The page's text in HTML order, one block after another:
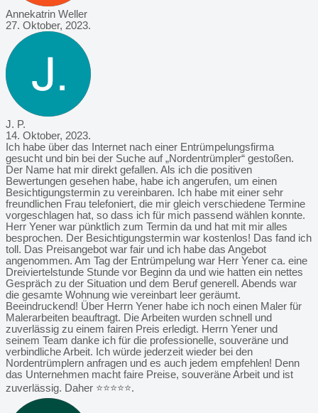
Annekatrin Weller
27. Oktober, 2023.
J. P.
14. Oktober, 2023.
Ich habe über das Internet nach einer Entrümpelungsfirma
gesucht und bin bei der Suche auf „Nordentrümpler“ gestoßen.
Der Name hat mir direkt gefallen. Als ich die positiven
Bewertungen gesehen habe, habe ich angerufen, um einen
Besichtigungstermin zu vereinbaren. Ich habe mit einer sehr
freundlichen Frau telefoniert, die mir gleich verschiedene Termine
vorgeschlagen hat, so dass ich für mich passend wählen konnte.
Herr Yener war pünktlich zum Termin da und hat mit mir alles
besprochen. Der Besichtigungstermin war kostenlos! Das fand ich
toll. Das Preisangebot war fair und ich habe das Angebot
angenommen. Am Tag der Entrümpelung war Herr Yener ca. eine
Dreiviertelstunde Stunde vor Beginn da und wie hatten ein nettes
Gespräch zu der Situation und dem Beruf generell. Abends war
die gesamte Wohnung wie vereinbart leer geräumt.
Beeindruckend! Über Herrn Yener habe ich noch einen Maler für
Malerarbeiten beauftragt. Die Arbeiten wurden schnell und
zuverlässig zu einem fairen Preis erledigt. Herrn Yener und
seinem Team danke ich für die professionelle, souveräne und
verbindliche Arbeit. Ich würde jederzeit wieder bei den
Nordentrümplern anfragen und es auch jedem empfehlen! Denn
das Unternehmen macht faire Preise, souveräne Arbeit und ist
zuverlässig. Daher ⭐️⭐️⭐️⭐️⭐️.